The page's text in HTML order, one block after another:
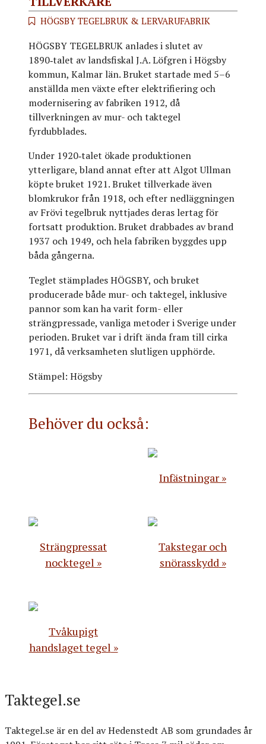
HÖGSBY TEGELBRUK & LERVARUFABRIK
HÖGSBY TEGELBRUK anlades i slutet av
1890‑talet av landsfiskal J.A. Löfgren i Högsby
kommun, Kalmar län. Bruket startade med 5–6
anställda men växte efter elektrifiering och
modernisering av fabriken 1912, då
tillverkningen av mur- och taktegel
fyrdubblades.
Under 1920‑talet ökade produktionen
ytterligare, bland annat efter att Algot Ullman
köpte bruket 1921. Bruket tillverkade även
blomkrukor från 1918, och efter nedläggningen
av Frövi tegelbruk nyttjades deras lertag för
fortsatt produktion. Bruket drabbades av brand
1937 och 1949, och hela fabriken byggdes upp
båda gångerna.
Teglet stämplades HÖGSBY, och bruket
producerade både mur- och taktegel, inklusive
pannor som kan ha varit form- eller
strängpressade, vanliga metoder i Sverige under
perioden. Bruket var i drift ända fram till cirka
1971, då verksamheten slutligen upphörde.
Stämpel: Högsby
Behöver du också:
Infästningar
Strängpressat
nocktegel
Takstegar och
snörasskydd
Tvåkupigt
handslaget tegel
Taktegel.se
Taktegel.se är en del av Hedenstedt AB som grundades år